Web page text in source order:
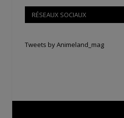
RÉSEAUX SOCIAUX
Tweets by Animeland_mag